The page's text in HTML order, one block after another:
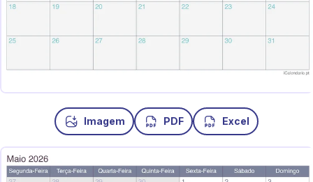
Imagem PDF Excel